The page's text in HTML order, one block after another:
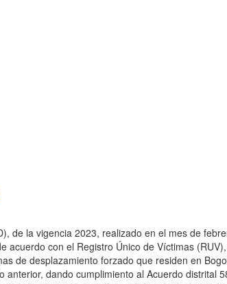
de la vigencia 2023, realizado en el mes de
con el Registro Único de Víctimas
de desplazamiento forzado que residen en
dando cumplimiento al Acuerdo distrital